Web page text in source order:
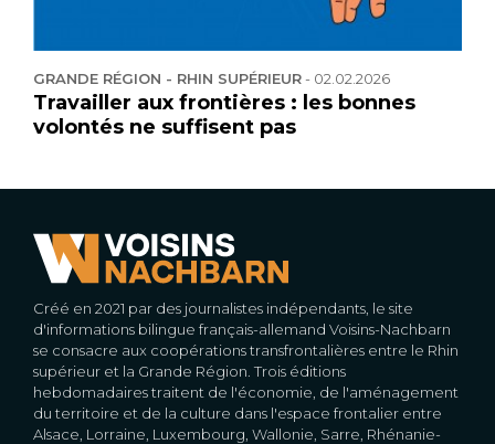
GRANDE RÉGION - RHIN SUPÉRIEUR- 02.02.2026
Travailler aux frontières : les bonnes
volontés ne suffisent pas
Créé en 2021 par des journalistes indépendants, le site
d'informations bilingue français-allemand Voisins-Nachbarn
se consacre aux coopérations transfrontalières entre le Rhin
supérieur et la Grande Région. Trois éditions
hebdomadaires traitent de l'économie, de l'aménagement
du territoire et de la culture dans l'espace frontalier entre
Alsace, Lorraine, Luxembourg, Wallonie, Sarre, Rhénanie-